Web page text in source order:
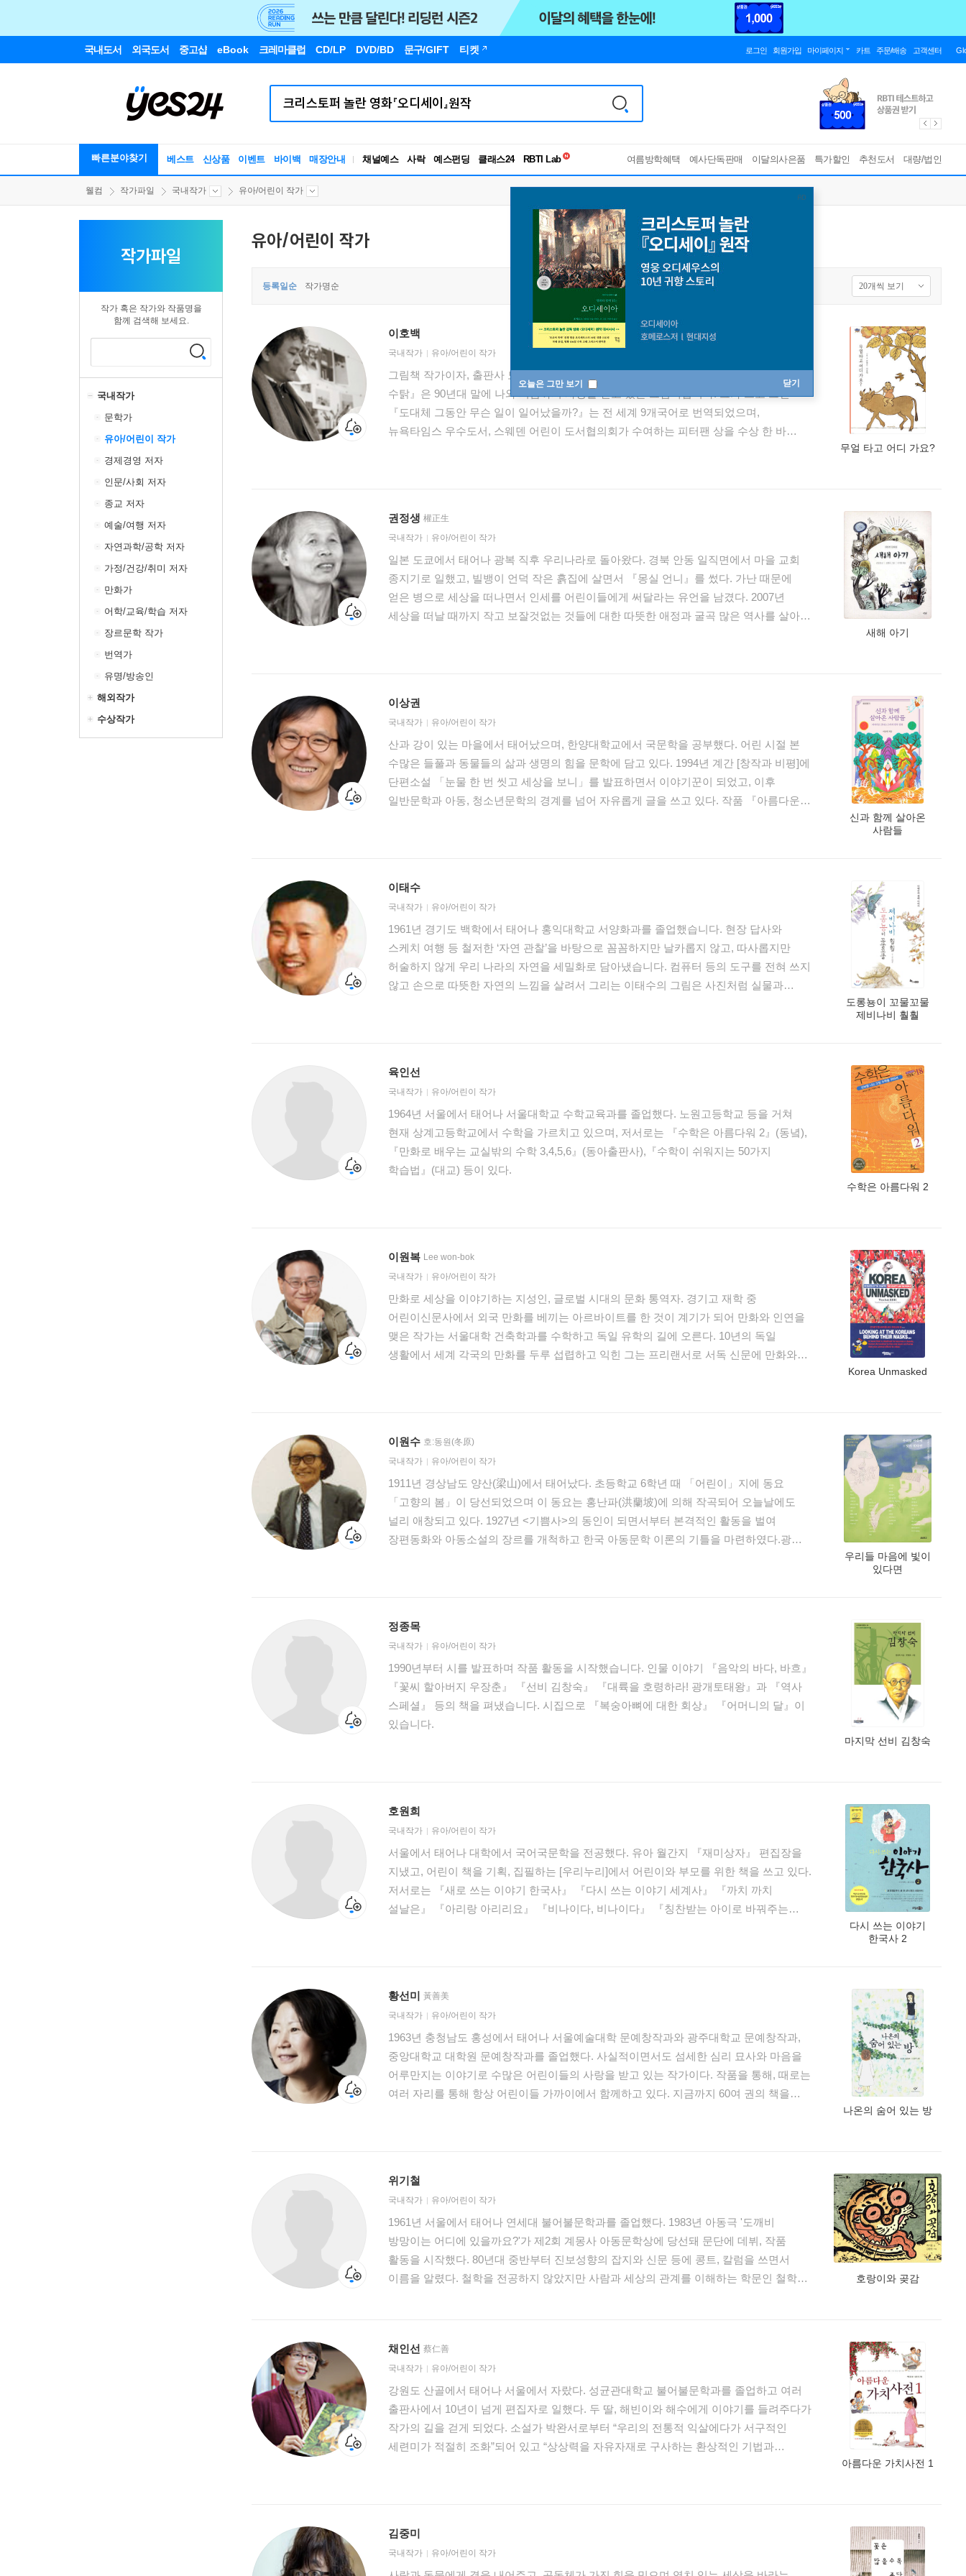
국내도서 외국도서 중고샵 eBook 크레마클럽 CD/LP DVD/BD 문구/GIFT 티켓 로그인 회원가입 마이페이지 카트 주문/배송 고객센터
빠른분야찾기 베스트 신상품 이벤트 바이백 매장안내 채널예스 사락 예스펀딩 클래스24
독서유형검사
여름방학혜택 예사단독판매 이달의사은품 특가할인 추천도서 대량/법인
오늘은 그만 보기 닫기
웰컴 작가파일 국내작가 유아/어린이 작가
작가파일
작가 혹은 작가와 작품명을
함께 검색해 보세요.
국내작가
문학가
유아/어린이 작가
경제경영 저자
인문/사회 저자
종교 저자
예술/여행 저자
자연과학/공학 저자
가정/건강/취미 저자
만화가
어학/교육/학습 저자
장르문학 작가
번역가
유명/방송인
해외작가
수상작가
유아/어린이 작가
등록일순 작가명순
이호백
국내작가 유아/어린이 작가
그림책 작가이자, 출판사 도서출판 재미마주의 대표입니다. 그가 쓴 『세상에서 제일 힘센
수탉』은 90년대 말에 나와 지금까지 사랑을 받고 있는 그림책입니다. 그가 쓰고 그린
『도대체 그동안 무슨 일이 일어났을까?』는 전 세계 9개국어로 번역되었으며,
뉴욕타임스 우수도서, 스웨덴 어린이 도서협의회가 수여하는 피터팬 상을 수상 한 바
무얼 타고 어디 가요?
권정생 權正生
국내작가
유아/어린이 작가
일본 도쿄에서 태어나 광복 직후 우리나라로 돌아왔다. 경북 안동 일직면에서 마을 교회
종지기로 일했고, 빌뱅이 언덕 작은 흙집에 살면서 『몽실 언니』를 썼다. 가난 때문에
얻은 병으로 세상을 떠나면서 인세를 어린이들에게 써달라는 유언을 남겼다. 2007년
세상을 떠날 때까지 작고 보잘것없는 것들에 대한 따뜻한 애정과 굴곡 많은 역사를 살아온
입었어요』, 『몽실 언니』, 『먹구렁이 기차』, 『깜둥 바가지 아줌마』 등 많은
어린이책과, 소설 『한티재 하늘』, 시집 『어머니 사시는 그 나라에는』 등을 펴냈다.
권정생어린이문화재단 홈페이지(http://www.kcfc.or.kr)에서 더 많은 이야기를 살펴볼 수
있다.
새해 아기
이상권
국내작가 유아/어린이 작가
산과 강이 있는 마을에서 태어났으며, 한양대학교에서 국문학을 공부했다. 어린 시절 본
수많은 들풀과 동물들의 삶과 생명의 힘을 문학에 담고 있다. 1994년 계간 [창작과 비평]에
단편소설 「눈물 한 번 씻고 세상을 보니」를 발표하면서 이야기꾼이 되었고, 이후
일반문학과 아동, 청소년문학의 경계를 넘어 자유롭게 글을 쓰고 있다. 작품 『아름다운
행복해』, 『과거시험이 전 세계 역사를 바꿨다고?』, 『위험한 호랑이책』, 『호랑이의
끝없는 이야기』, 『꼬리에 꼬리를 무는 복수』 시리즈, 『소년의 식물기』, 『1점
때문에』, 『서울 사는 외계인들』 등이 있다.
신과 함께 살아온
사람들
이태수
국내작가 유아/어린이 작가
1961년 경기도 백학에서 태어나 홍익대학교 서양화과를 졸업했습니다. 현장 답사와
스케치 여행 등 철저한 ‘자연 관찰’을 바탕으로 꼼꼼하지만 날카롭지 않고, 따사롭지만
허술하지 않게 우리 나라의 자연을 세밀화로 담아냈습니다. 컴퓨터 등의 도구를 전혀 쓰지
않고 손으로 따뜻한 자연의 느낌을 살려서 그리는 이태수의 그림은 사진처럼 실물과
낳았어』『개미가 날아 올랐어』등의 ‘자연과 만나요’ 시리즈를 통해 우리 자연의
소중함을 일깨워주는 작업에 몰두하고 있습니다. 생태 세밀화가 이태수는 서울에서
태어나 경기도 백학 마을에서 자라났다. 홍익대학교 서양화과를 졸업한 뒤 지금까지
자연을 담은 그림을 그려오고 있다. 그 동안 그린 책으로는 『세밀화로 그린 보리 어린이
식물도감』, 『세밀화로 그린 보리 어린이 동물도감』, 『잃어버린 구슬』, 『개구리가
알을 낳았어』, 『잘 가 토끼야』, 『개미가 날아 올랐어』, 『나비 때문에』, 『가로수
것이 새록새록 보인다는 그 마음을 아이들에게 건네고 있다.
도롱뇽이 꼬물꼬물
제비나비 훨훨
육인선
국내작가 유아/어린이 작가
1964년 서울에서 태어나 서울대학교 수학교육과를 졸업했다. 노원고등학교 등을 거쳐
현재 상계고등학교에서 수학을 가르치고 있으며, 저서로는 『수학은 아름다워 2』(동녘),
『만화로 배우는 교실밖의 수학 3,4,5,6』(동아출판사),『수학이 쉬워지는 50가지
학습법』(대교) 등이 있다.
수학은 아름다워 2
이원복 Lee won-bok
국내작가
유아/어린이 작가
만화로 세상을 이야기하는 지성인, 글로벌 시대의 문화 통역자. 경기고 재학 중
어린이신문사에서 외국 만화를 베끼는 아르바이트를 한 것이 계기가 되어 만화와 인연을
맺은 작가는 서울대학 건축학과를 수학하고 독일 유학의 길에 오른다. 10년의 독일
생활에서 세계 각국의 만화를 두루 섭렵하고 익힌 그는 프리랜서로 서독 신문에 만화와
인정받아 유럽인들도 인정하는 만화를 그려냈고, 천대받던 만화 시장을 어른들도 즐기는
교양 만화라는 장르로 개척해내었다. 글로벌 시대 문화 통역자로서 그의 작업은 앞으로도
계속될 것이다. 1946년 충남 대전에서 출생, 1966년 서울대학교 공과대학 건축학과를
수학했다. 1975년 독일 뮌스터 대학의 디자인학부에 유학, 졸업시 디플롬 디자이너(Dipl.
Designer) 학위 취득과 함께 총장상을 수상하였으며, 같은 대학 철학부에서 서양미술사를
전공하였다. 독일 뮌스터 시와 코스펠트 시 초청으로 개인전을 열었고, 1993년 우리나라
선정되는 명예를 안았다. 대표 작품으로 『21세기 먼나라 이웃나라』『세계사 산책』
『와인의 세계, 세계의 와인』『가로세로 세계사』『왕초보 주식교실』『부자국민
일등경제』『만화로 떠나는 21세기 미래여행』『나란나란 세계사 도란도란 한국사』
『신의 나라 인간 나라』, 우리나라 편 프랑스 판인 『Pays lointains, Pays voisins: la
Coree』 등이 있다.
Korea Unmasked
이원수 호:동원(冬原)
국내작가
유아/어린이 작가
1911년 경상남도 양산(梁山)에서 태어났다. 초등학교 6학년 때 「어린이」지에 동요
「고향의 봄」이 당선되었으며 이 동요는 홍난파(洪蘭坡)에 의해 작곡되어 오늘날에도
널리 애창되고 있다. 1927년 <기쁨사>의 동인이 되면서부터 본격적인 활동을 벌여
장편동화와 아동소설의 장르를 개척하고 한국 아동문학 이론의 기틀을 마련하였다.광복
등을 역임했고 대학강단에서 아동문학론을 강의하기도 하였다.
우리들 마음에 빛이
있다면
정종목
국내작가 유아/어린이 작가
1990년부터 시를 발표하며 작품 활동을 시작했습니다. 인물 이야기 『음악의 바다, 바흐』
『꽃씨 할아버지 우장춘』 『선비 김창숙』 『대륙을 호령하라! 광개토태왕』과 『역사
스페셜』 등의 책을 펴냈습니다. 시집으로 『복숭아뼈에 대한 회상』 『어머니의 달』이
있습니다.
마지막 선비 김창숙
호원희
국내작가 유아/어린이 작가
서울에서 태어나 대학에서 국어국문학을 전공했다. 유아 월간지 『재미상자』 편집장을
지냈고, 어린이 책을 기획, 집필하는 [우리누리]에서 어린이와 부모를 위한 책을 쓰고 있다.
저서로는 『새로 쓰는 이야기 한국사』 『다시 쓰는 이야기 세계사』 『까치 까치
설날은』 『아리랑 아리리요』 『비나이다, 비나이다』 『칭찬받는 아이로 바꿔주는
다시 쓰는 이야기
한국사 2
황선미 黃善美
국내작가
유아/어린이 작가
1963년 충청남도 홍성에서 태어나 서울예술대학 문예창작과와 광주대학교 문예창작과,
중앙대학교 대학원 문예창작과를 졸업했다. 사실적이면서도 섬세한 심리 묘사와 마음을
어루만지는 이야기로 수많은 어린이들의 사랑을 받고 있는 작가이다. 작품을 통해, 때로는
여러 자리를 통해 항상 어린이들 가까이에서 함께하고 있다. 지금까지 60여 권의 책을
부문을 수상했고, 『나쁜 어린이표』, 『마당을 나온 암탉』, 『까치우는 아침』, 『내
푸른 자전거』, 『여름 나무』, 『앵초의 노란 집』, 『샘마을 몽당깨비』, 『목걸이
열쇠』, 『뒤뜰에 골칫거리가 산다』, 『들키고 싶은 비밀』, 『엑시트』, 『세상에서
제일 달고나』 등을 썼다. 가난했던 어린 시절 학교에서 시간 가는 줄도 모르고 혼자
캄캄해질 때까지 학교에 남아 동화책을 읽곤 했던 그녀의 글은, 발랄한 상상력을 바탕으로
글을 써나가는 다른 90년대 여성작가들 달리 깊은 주제 의식을 담고 있다. 『마당을 나온
창작동화로는 첫 번째 밀리언셀러를 기록하였다. 애니메이션 영화로 제작해 한국
애니메이션 역사상 최다 관객을 동원하였고, 뮤지컬, 연극, 판소리 등 다양한 공연으로도
선보이고 있다. 미국 펭귄출판사를 비롯해 수십 개국에 번역 출간되었다. 2012년 국제
안데르센 상 후보에 올랐으며, 2014년 런던국제도서전 ‘오늘의 작가’로 선정, 폴란드
‘올해의 아름다운 책’ 등을 수상했다.
나온의 숨어 있는 방
위기철
국내작가 유아/어린이 작가
1961년 서울에서 태어나 연세대 불어불문학과를 졸업했다. 1983년 아동극 '도깨비
방망이는 어디에 있을까요?'가 제2회 계몽사 아동문학상에 당선돼 문단에 데뷔, 작품
활동을 시작했다. 80년대 중반부터 진보성향의 잡지와 신문 등에 콩트, 칼럼을 쓰면서
이름을 알렸다. 철학을 전공하지 않았지만 사람과 세상의 관계를 이해하는 학문인 철학은
논리에 대해서 알 수 있게 구성했다. 논리적 사고와 개념을 단순 암기식으로 설명하는
방식에서 벗어나 알맞은 이야기를 통해 논리적으로 사고하고 올바르게 판단하는 원리를
자연스럽게 익힐 수 있다. 이미 91년 첫 출간되어 꾸준한 호응을 불러왔던 『철학은 내
친구』는 어린이를 대상으로 재미있는 이야기를 통해 철학과 친해질 수 있도록한
체계적인 구성이 관심을 모았으며 2005년 사계절에서 개정판을 출간했다. 어린이들을
위한 책 뿐만 아니라 어른들을 위한 소설도 썼다. 자전 장편소설 『아홉살 인생』(청년사.
책에는 1960년대 우리나라 산동네의 한 단면이 들어있다. 구불구불한 골목길과 다닥다닥
붙어 있는 집들을 배경으로 그 안에 사는 사람들의 이야기를 아홉살 아이의 시선으로
호랑이와 곶감
채인선 蔡仁善
국내작가
유아/어린이 작가
강원도 산골에서 태어나 서울에서 자랐다. 성균관대학교 불어불문학과를 졸업하고 여러
출판사에서 10년이 넘게 편집자로 일했다. 두 딸, 해빈이와 해수에게 이야기를 들려주다가
작가의 길을 걷게 되었다. 소설가 박완서로부터 “우리의 전통적 익살에다가 서구적인
세련미가 적절히 조화”되어 있고 “상상력을 자유자재로 구사하는 환상적인 기법과
출판하며 꾸준한 작품 활동을 하고 있다. 교과서에 수록된 작품으로는 『내 짝꿍
최영대』, 『손 큰 할머니의 만두 만들기』, 『아름다운 가치 사전』, 『나는 나의 주인』,
아름다운 가치사전 1
김중미
국내작가 유아/어린이 작가